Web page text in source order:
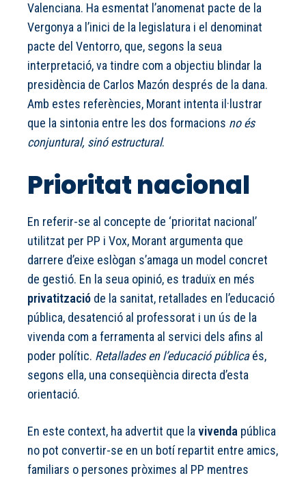
Valenciana. Ha esmentat l’anomenat pacte de la
Vergonya a l’inici de la legislatura i el denominat
pacte del Ventorro, que, segons la seua
interpretació, va tindre com a objectiu blindar la
presidència de Carlos Mazón després de la dana.
Amb estes referències, Morant intenta il·lustrar
que la sintonia entre les dos formacions no és
conjuntural, sinó estructural.
Prioritat nacional
En referir-se al concepte de ‘prioritat nacional’
utilitzat per PP i Vox, Morant argumenta que
darrere d’eixe eslògan s’amaga un model concret
de gestió. En la seua opinió, es traduïx en més
privatització de la sanitat, retallades en l’educació
pública, desatenció al professorat i un ús de la
vivenda com a ferramenta al servici dels afins al
poder polític. Retallades en l’educació públicaés,
segons ella, una conseqüència directa d’esta
orientació.
En este context, ha advertit que la vivenda pública
no pot convertir-se en un botí repartit entre amics,
familiars o persones pròximes al PP mentres